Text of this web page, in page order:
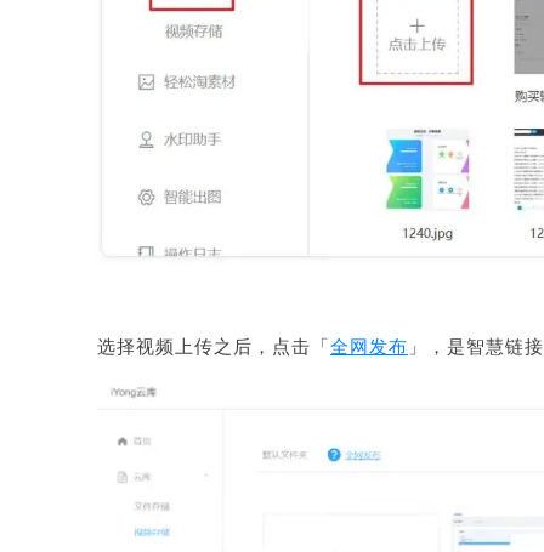
选择视频上传之后，点击「全网发布 」，是智慧链